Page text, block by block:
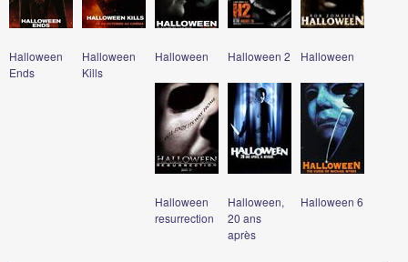
Halloween
Ends
Halloween
Kills
Halloween Halloween 2 Halloween
Halloween
resurrection
Halloween,
20 ans
après
Halloween 6